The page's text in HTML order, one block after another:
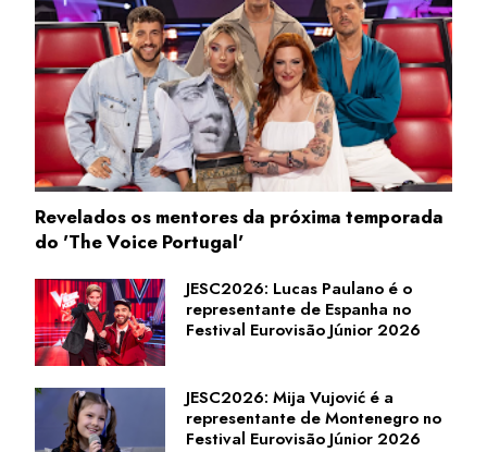
Revelados os mentores da próxima temporada
do 'The Voice Portugal'
JESC2026: Lucas Paulano é o
representante de Espanha no
Festival Eurovisão Júnior 2026
JESC2026: Mija Vujović é a
representante de Montenegro no
Festival Eurovisão Júnior 2026